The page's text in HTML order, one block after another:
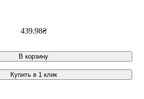
439.98₴
В корзину
Купить в 1 клик